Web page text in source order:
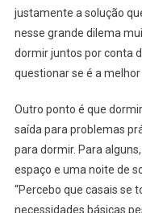
justamente a solução
nesse grande dilema
dormir juntos por conta
questionar se é a melhor
Outro ponto é que
saída para problemas
para dormir. Para
espaço e uma noite de
“Percebo que casais se
necessidades básicas